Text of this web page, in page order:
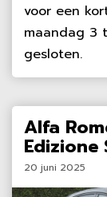
voor een
maandag 3
gesloten.
Alfa
Edizione
20 juni 2025